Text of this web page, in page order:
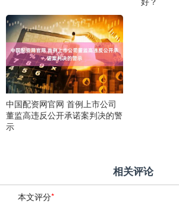
中国配资网官网 首例上市公司
董监高违反公开承诺案判决的警
示
相关评论
本文评分*